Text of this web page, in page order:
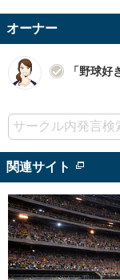
オーナー
「野球
関連サイト